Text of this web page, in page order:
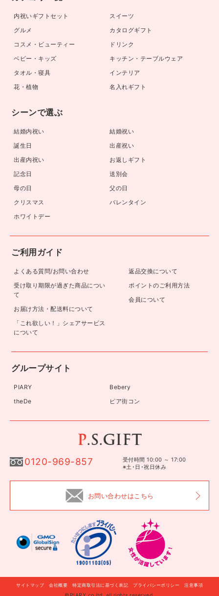
内祝いギフトセット
スイーツ
グルメ
カタログギフト
コスメ・ビューティー
ドリンク
ベビー・キッズ
キッチン・テーブルウェア
タオル・寝具
インテリア
花・植物
名入れギフト
シーンで選ぶ
結婚内祝い
結婚祝い
誕生日
出産祝い
出産内祝い
お返しギフト
記念日
送別会
母の日
父の日
クリスマス
バレンタイン
ホワイトデー
ご利用ガイド
よくある質問/お問い合わせ
受け取り期限が過ぎた商品につい
て
お届け方法・配送料について
「これ欲しい！」シェアサービス
について
返品交換について
ポイントのご利用方法
会員について
グループサイト
PIARY
Bebery
theDe
ピア街コン
0120-969-857
受付時間 10:00 ～ 17:00
※土･日･祝日休み
お問い合わせはこちら
サイトマップ 会社概要 特定商取引法に基づく表記 プライバシーポリシー 注意事項